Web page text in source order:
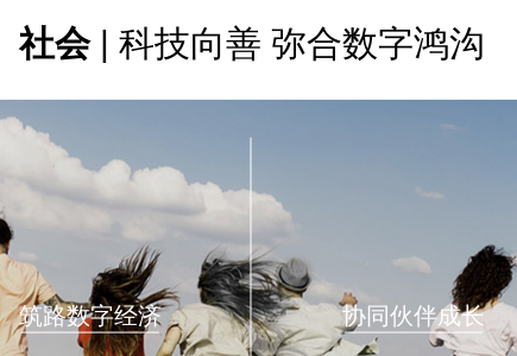
社会| 科技向善 弥合数字鸿沟
筑路数字经济 协同伙伴成长